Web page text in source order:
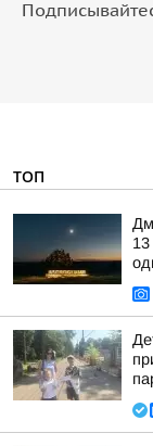
ТОП
13